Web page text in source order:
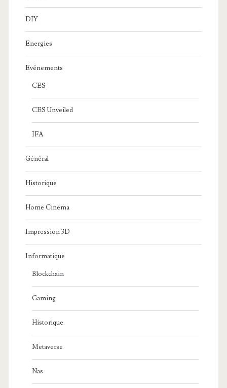
DIY
Energies
Evénements
CES
CES Unveiled
IFA
Général
Historique
Home Cinema
Impression 3D
Informatique
Blockchain
Gaming
Historique
Metaverse
Nas